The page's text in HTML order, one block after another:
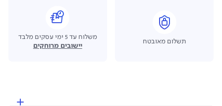
תשלום מאובטח
משלוח עד 5 ימי עסקים מלבד
יישובים מרוחקים